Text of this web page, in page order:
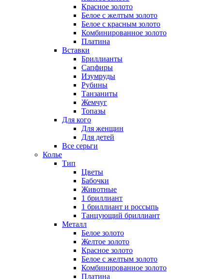
Красное золото
Белое с желтым золото
Белое с красным золото
Комбинированное золото
Платина
Вставки
Бриллианты
Сапфиры
Изумруды
Рубины
Танзаниты
Жемчуг
Топазы
Для кого
Для женщин
Для детей
Все серьги
Колье
Тип
Цветы
Бабочки
Животные
1 бриллиант
1 бриллиант и россыпь
Танцующий бриллиант
Металл
Белое золото
Желтое золото
Красное золото
Белое с желтым золото
Комбинированное золото
Платина